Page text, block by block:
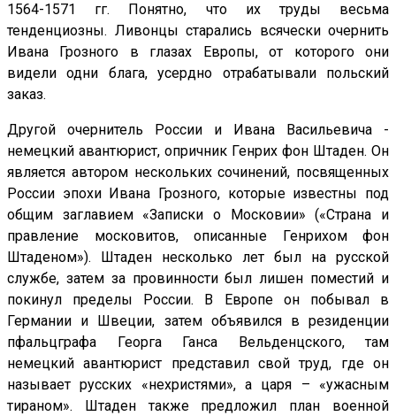
1564-1571 гг. Понятно, что их труды весьма
тенденциозны. Ливонцы старались всячески очернить
Ивана Грозного в глазах Европы, от которого они
видели одни блага, усердно отрабатывали польский
заказ.
Другой очернитель России и Ивана Васильевича -
немецкий авантюрист, опричник Генрих фон Штаден. Он
является автором нескольких сочинений, посвященных
России эпохи Ивана Грозного, которые известны под
общим заглавием «Записки о Московии» («Страна и
правление московитов, описанные Генрихом фон
Штаденом»). Штаден несколько лет был на русской
службе, затем за провинности был лишен поместий и
покинул пределы России. В Европе он побывал в
Германии и Швеции, затем объявился в резиденции
пфальцграфа Георга Ганса Вельденцского, там
немецкий авантюрист представил свой труд, где он
называет русских «нехристями», а царя – «ужасным
тираном». Штаден также предложил план военной